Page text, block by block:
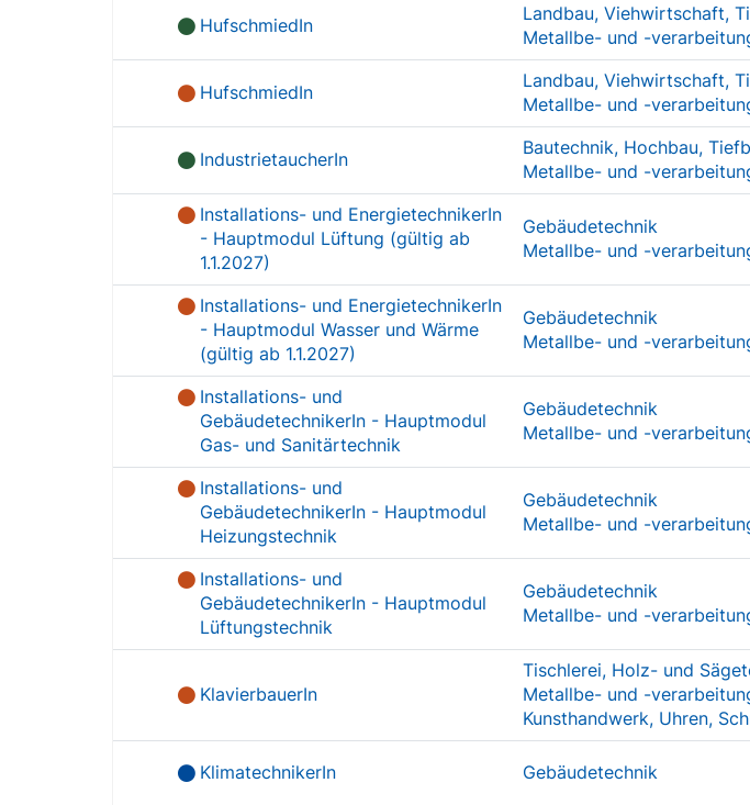
HufschmiedIn
Landbau, Viehwirtschaft,
Metallbe- und -
HufschmiedIn
Landbau, Viehwirtschaft,
Metallbe- und -
IndustrietaucherIn
Bautechnik, Hochbau,
Metallbe- und -
Installations- und EnergietechnikerIn
- Hauptmodul Lüftung (gültig ab
1.1.2027)
Gebäudetechnik
Metallbe- und -
Installations- und EnergietechnikerIn
- Hauptmodul Wasser und Wärme
(gültig ab 1.1.2027)
Gebäudetechnik
Metallbe- und -
Installations- und
GebäudetechnikerIn - Hauptmodul
Gas- und Sanitärtechnik
Gebäudetechnik
Metallbe- und -
Installations- und
GebäudetechnikerIn - Hauptmodul
Heizungstechnik
Gebäudetechnik
Metallbe- und -
Installations- und
GebäudetechnikerIn - Hauptmodul
Lüftungstechnik
Gebäudetechnik
Metallbe- und -
KlavierbauerIn
Tischlerei, Holz- und
Metallbe- und -
Kunsthandwerk, Uhren,
KlimatechnikerIn Gebäudetechnik